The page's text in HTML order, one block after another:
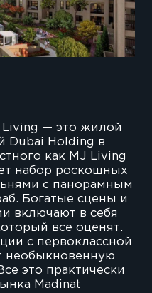
Living — это жилой
Dubai Holding в
как MJ Living
набор роскошных
с панорамным
Богатые сцены и
включают в себя
все оценят.
с первоклассной
необыкновенную
это практически
Madinat